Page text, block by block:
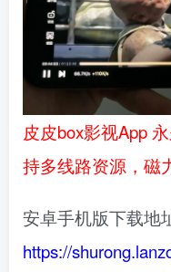
皮皮box影视App
持多线路资源，磁
安卓手机版下载地
https://